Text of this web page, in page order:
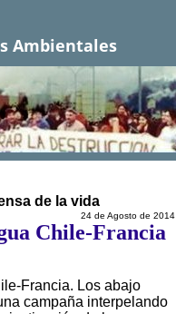
Ambientales
de la vida
24 de Agosto de 2014
Chile-Francia
Francia. Los abajo
campaña interpelando